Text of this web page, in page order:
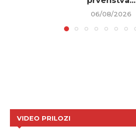
06/08/2026
VIDEO PRILOZI